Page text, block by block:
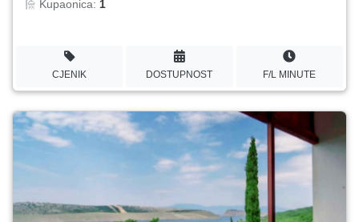
Kupaonica: 1
CJENIK DOSTUPNOST F/L MINUTE